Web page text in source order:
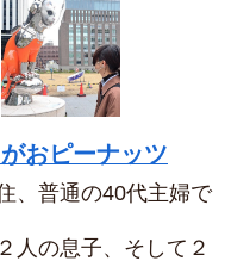
おピーナッツ
、普通の40代主婦で
人の息子、そして２